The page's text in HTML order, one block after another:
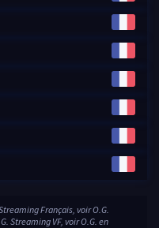
Français, voir O.G.
Streaming VF, voir O.G. en